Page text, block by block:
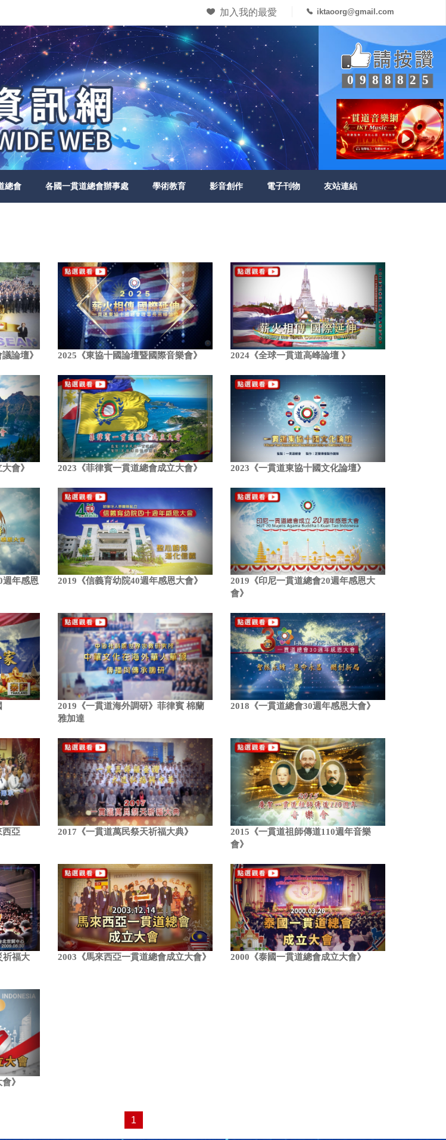
加入我的最愛 iktaoorg@gmail.com
0988825
總會 各國一貫道總會辦事處 學術教育 影音創作 電子刊物 友站連結
論壇》 2025《東協十國論壇暨國際音樂會》 2024《全球一貫道高峰論壇 》
會》 2023《菲律賓一貫道總會成立大會》 2023《一貫道東協十國文化論壇》
週年感恩
2019《信義育幼院40週年感恩大會》
2019《印尼一貫道總會20週年感恩大
會》
2019《一貫道海外調研》菲律賓 棉蘭
雅加達
2018《一貫道總會30週年感恩大會》
西亞 2017《一貫道萬民祭天祈福大典》
2015《一貫道祖師傳道110週年音樂
會》
祈福大
2003《馬來西亞一貫道總會成立大會》 2000《泰國一貫道總會成立大會》
》
1